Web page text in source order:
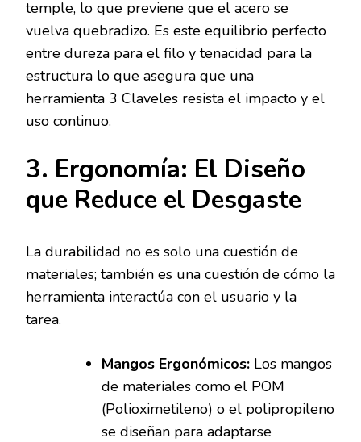
temple, lo que previene que el acero se
vuelva quebradizo. Es este equilibrio perfecto
entre dureza para el filo y tenacidad para la
estructura lo que asegura que una
herramienta 3 Claveles resista el impacto y el
uso continuo.
3. Ergonomía: El Diseño
que Reduce el Desgaste
La durabilidad no es solo una cuestión de
materiales; también es una cuestión de cómo la
herramienta interactúa con el usuario y la
tarea.
Mangos Ergonómicos: Los mangos
de materiales como el POM
(Polioximetileno) o el polipropileno
se diseñan para adaptarse